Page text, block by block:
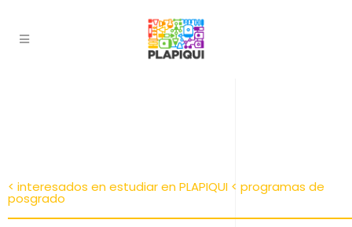
< interesados en estudiar en PLAPIQUI < programas de
posgrado